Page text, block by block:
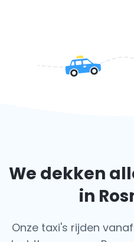
We dekken
in
Onze taxi's rijden